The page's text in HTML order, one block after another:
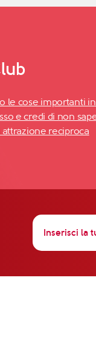
le cose importanti
e credi di non
attrazione reciproca